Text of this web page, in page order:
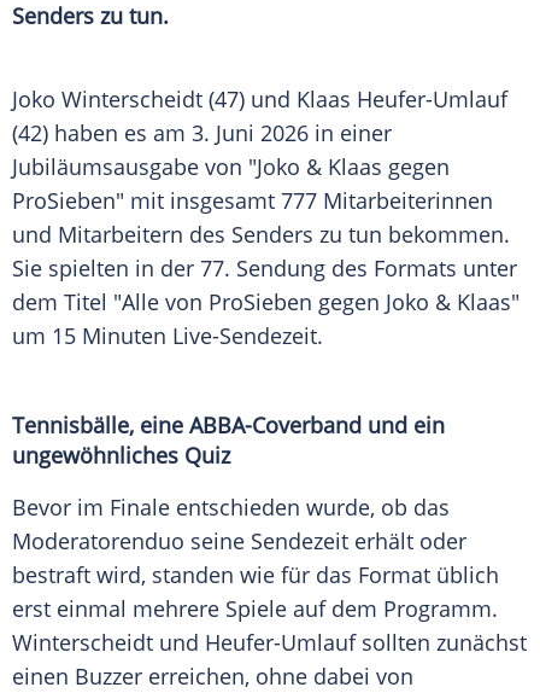
Senders zu tun.
Joko Winterscheidt (47) und Klaas Heufer-Umlauf
(42) haben es am 3. Juni 2026 in einer
Jubiläumsausgabe von "Joko & Klaas gegen
ProSieben" mit insgesamt 777 Mitarbeiterinnen
und Mitarbeitern des Senders zu tun bekommen.
Sie spielten in der 77. Sendung des Formats unter
dem Titel "Alle von ProSieben gegen Joko & Klaas"
um 15 Minuten Live-Sendezeit.
Tennisbälle, eine ABBA-Coverband und ein
ungewöhnliches Quiz
Bevor im Finale entschieden wurde, ob das
Moderatorenduo seine Sendezeit erhält oder
bestraft wird, standen wie für das Format üblich
erst einmal mehrere Spiele auf dem Programm.
Winterscheidt und Heufer-Umlauf sollten zunächst
einen Buzzer erreichen, ohne dabei von